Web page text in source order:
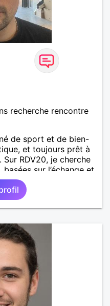
recherche rencontre
de sport et de bien-
et toujours prêt à
RDV20, je cherche
sur l’échange et
les balades et
n’hésite pas à me